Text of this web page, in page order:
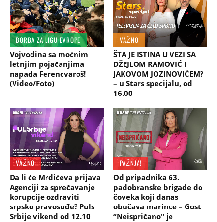
BORBA ZA LIGU EVROPE
Vojvodina sa moćnim
letnjim pojačanjima
napada Ferencvaroš!
(Video/Foto)
VAŽNO
ŠTA JE ISTINA U VEZI SA
DŽEJLOM RAMOVIĆ I
JAKOVOM JOZINOVIĆEM?
– u Stars specijalu, od
16.00
VAŽNO
Da li će Mrdićeva prijava
Agenciji za sprečavanje
korupcije ozdraviti
srpsko pravosuđe? Puls
Srbije vikend od 12.10
PAŽNJA!
Od pripadnika 63.
padobranske brigade do
čoveka koji danas
obučava marince – Gost
“Neispričano" je